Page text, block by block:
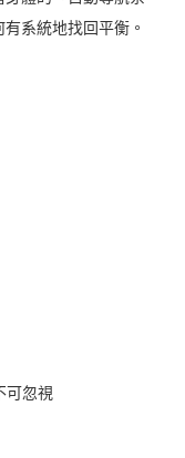
系統地找回平衡。
可忽視